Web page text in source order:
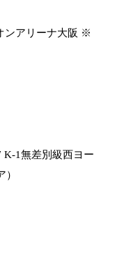
ンアリーナ大阪 ※
K-1無差別級西ヨー